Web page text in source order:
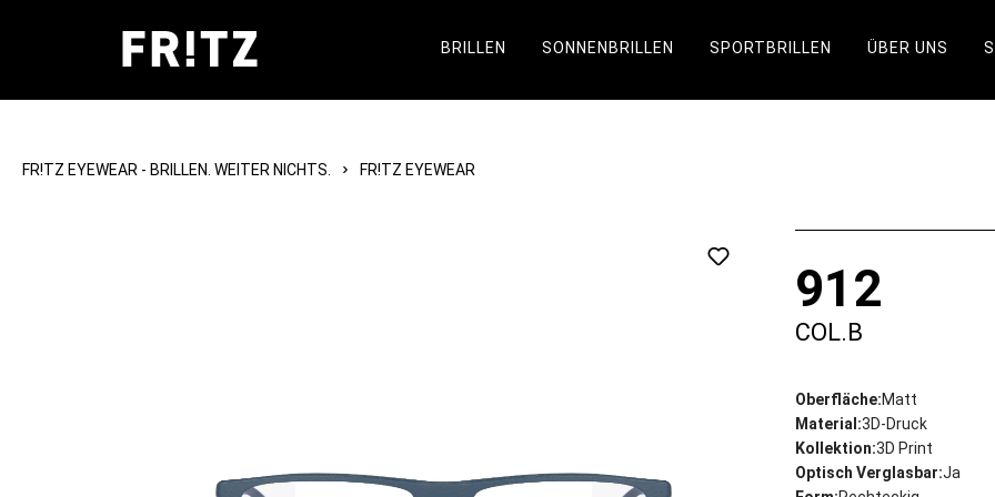
BRILLEN SONNENBRILLEN SPORTBRILLEN ÜBER UNS
FR!TZ EYEWEAR - BRILLEN. WEITER NICHTS. FR!TZ EYEWEAR
912
COL.B
Oberfläche:Matt
Material:3D-Druck
Kollektion:3D Print
Optisch Verglasbar:Ja